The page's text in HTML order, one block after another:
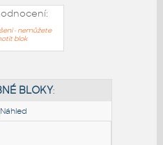
- nemůžete
blok